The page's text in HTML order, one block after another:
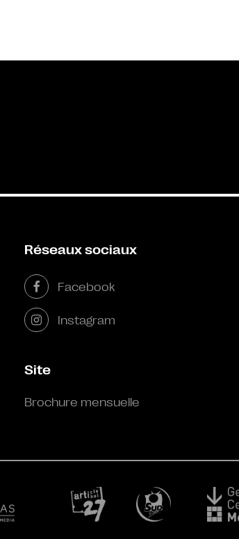
Réseaux sociaux
Facebook
Instagram
Site
Brochure mensuelle